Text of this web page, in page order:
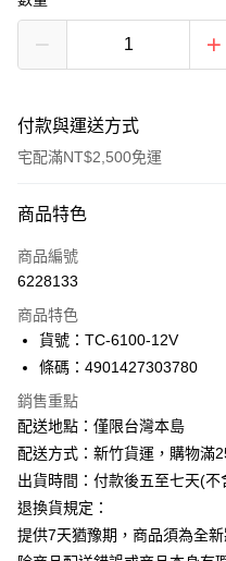
付款與運送方式
宅配滿NT$2,500免運
付款方式
信用卡一次付款
街口支付
悠遊付
ATM付款
運送方式
下單前請先詢問庫存
每筆NT$130，滿NT$2,500(
商品特色
商品編號
6228133
商品特色
貨號：TC-6100-12V
條碼：4901427303780
銷售重點
配送地點：僅限台灣本島
配送方式：新竹貨運，購物滿
出貨時間：付款後五至七天(不
退換貨規定：
提供7天猶豫期，商品須為全新